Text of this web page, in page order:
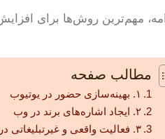
مهم‌ترین روش‌ها برای
مطالب صفحه
۱. بهینه‌سازی حضور در یوتیوب
۲. ایجاد اشاره‌های برند در وب
۳. فعالیت واقعی و غیرتبلیغاتی در Reddit